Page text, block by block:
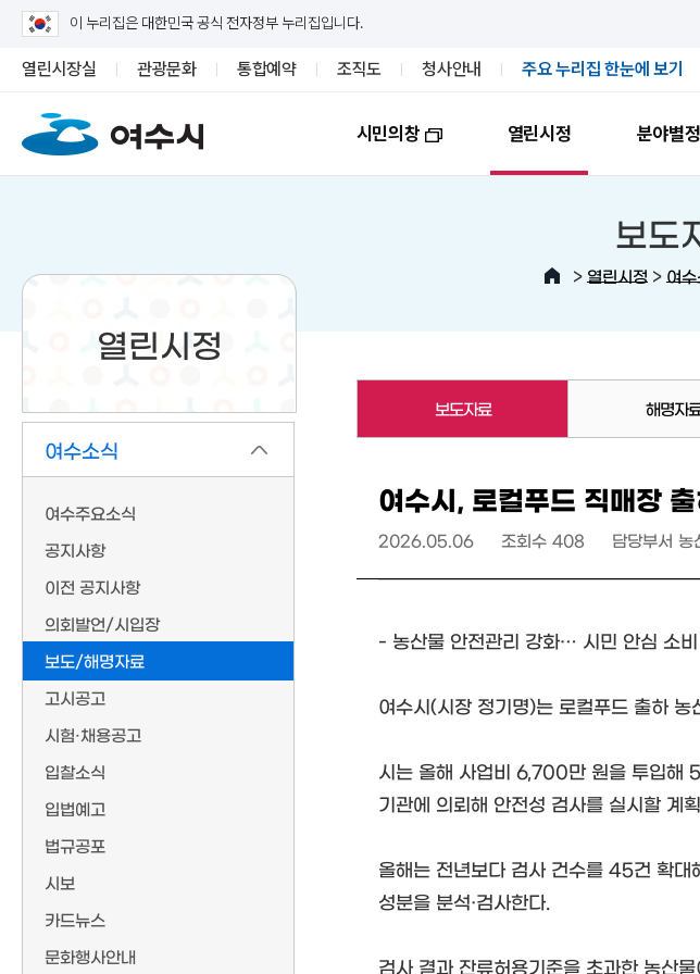
이 누리집은 대한민국 공식 전자정부 누리집입니다.
열린시장실 관광문화 통합예약 조직도 청사안내 주요 누리집 한눈에 보기
시민의창 열린시정 분야별
열린시정
여수소식
여수주요소식
공지사항
이전 공지사항
의회발언/시입장
보도/해명자료
고시공고
시험·채용공고
입찰소식
입법예고
법규공포
시보
카드뉴스
문화행사안내
보도
> 열린시정 > 여수
보도자료 해명자
여수시, 로컬푸드 직매장
2026.05.06 조회수 408 담당부서 농
- 농산물 안전관리 강화… 시민 안심 소비
여수시(시장 정기명)는 로컬푸드 출하 농
시는 올해 사업비 6,700만 원을 투입해
기관에 의뢰해 안전성 검사를 실시할 계
올해는 전년보다 검사 건수를 45건 확
성분을 분석·검사한다.
검사 결과 잔류허용기준을 초과한 농산